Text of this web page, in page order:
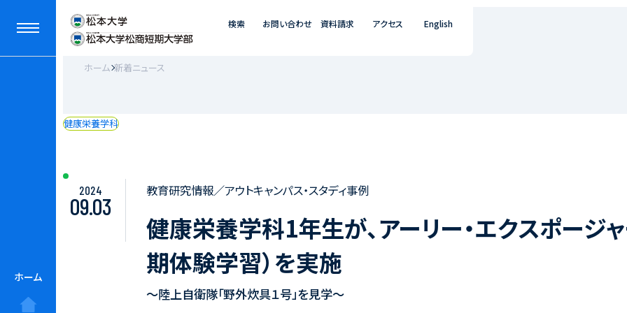
ホーム
検索 お問い合わせ 資料請求 アクセス English
ホーム 新着ニュース
健康栄養学科
2024
09.03
教育研究情報／アウトキャンパス・スタディ事例
健康栄養学科1年生が、アーリー・エクスポージャ
期体験学習）を実施
～陸上自衛隊「野外炊具１号」を見学～